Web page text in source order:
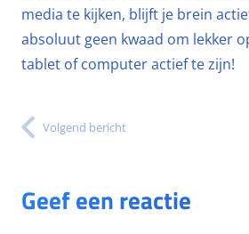
media te kijken, blijft je brein
absoluut geen kwaad om lekker
tablet of computer actief te zijn!
Volgend bericht
Geef een reactie